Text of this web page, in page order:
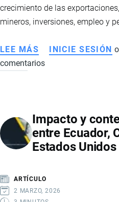
crecimiento de las
mineros, inversiones, empleo y
LEE MÁS SOBRE
LA
ECONOMÍA
ECUATORIANA
CON
EN
INICIE SESIÓN o
comentarios
Impacto y
entre Ecuador,
Estados Unidos
ARTÍCULO
2 MARZO, 2026